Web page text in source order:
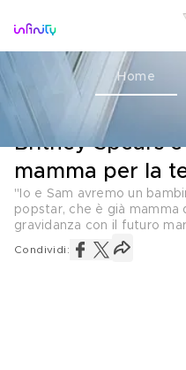
Home
L'ANNUNCIO
Britney Spears
mamma per la
"Io e Sam avremo un
popstar, che è già mamma
gravidanza con il futuro
Condividi: